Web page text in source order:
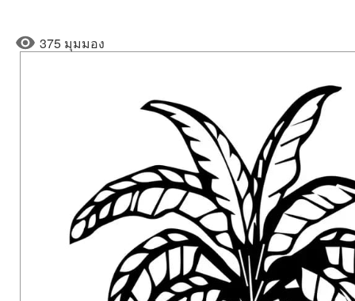
375 มุมมอง